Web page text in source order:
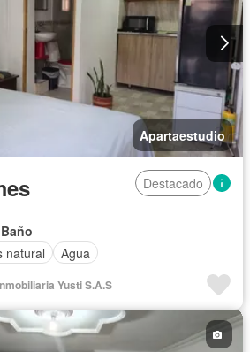
Apartaestudio
Destacado
natural Agua
Yusti S.A.S